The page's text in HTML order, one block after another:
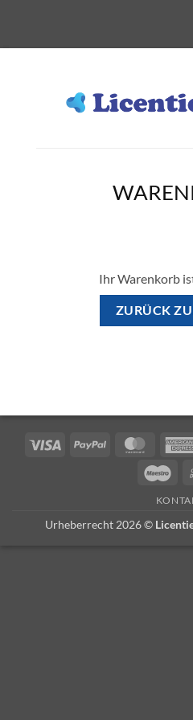
Ihr Warenkorb
ZURÜCK
Visa PayPal
Urheberrecht 2026 ©